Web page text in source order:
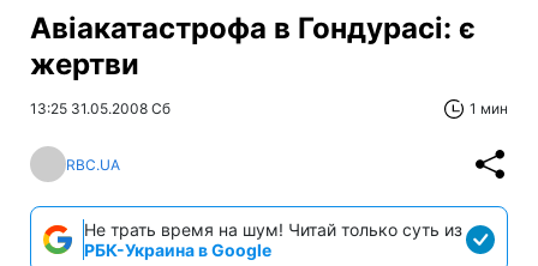
Авіакатастрофа в Гондурасі: є
жертви
13:25 31.05.2008 Сб 1 мин
RBC.UA
Не трать время на шум! Читай только суть из
РБК-Украина в Google